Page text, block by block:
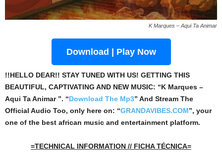
K Marques – Aqui Ta Animar
Download | Play Now
!!HELLO DEAR!! STAY TUNED WITH US! GETTING THIS
BEAUTIFUL, CAPTIVATING AND NEW MUSIC: “K Marques –
Aqui Ta Animar ”. “Download The Mp3” And Stream The
Official Audio Too, only here on: “GRANDAVIBES.COM”, your
one of the best african music and entertainment platform.
=TECHNICAL INFORMATION // FICHA TÉCNICA=